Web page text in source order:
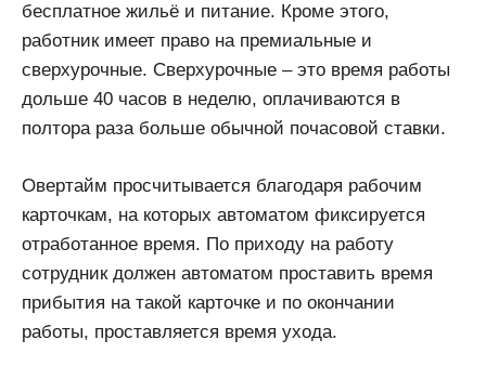
бесплатное жильё и питание. Кроме этого,
работник имеет право на премиальные и
сверхурочные. Сверхурочные – это время работы
дольше 40 часов в неделю, оплачиваются в
полтора раза больше обычной почасовой ставки.
Овертайм просчитывается благодаря рабочим
карточкам, на которых автоматом фиксируется
отработанное время. По приходу на работу
сотрудник должен автоматом проставить время
прибытия на такой карточке и по окончании
работы, проставляется время ухода.